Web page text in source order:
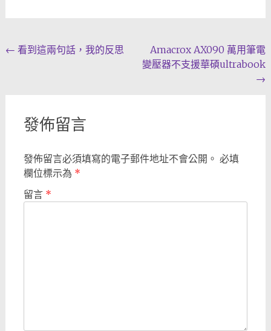
Post
← 看到這兩句話，我的反思
Amacrox AX090 萬用筆電
變壓器不支援華碩ultrabook
→
發佈留言
發佈留言必須填寫的電子郵件地址不會公開。 必填
欄位標示為 *
留言 *